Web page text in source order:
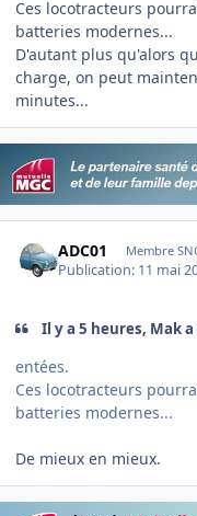
Ces locotracteurs
batteries modernes...
D'autant plus qu'alors
charge, on peut
minutes...
ADC01 Membre
Publication: 11 mai
Il y a 5 heures, Mak a
entées.
Ces locotracteurs
batteries modernes...
De mieux en mieux.